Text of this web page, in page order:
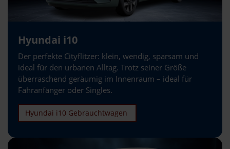
Hyundai i10
Der perfekte Cityflitzer: klein, wendig, sparsam und
ideal für den urbanen Alltag. Trotz seiner Größe
überraschend geräumig im Innenraum – ideal für
Fahranfänger oder Singles.
Hyundai i10 Gebrauchtwagen